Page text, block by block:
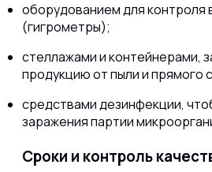
оборудованием для контроля
(гигрометры);
стеллажами и контейнерами,
продукцию от пыли и прямого
средствами дезинфекции,
заражения партии
Сроки и контроль